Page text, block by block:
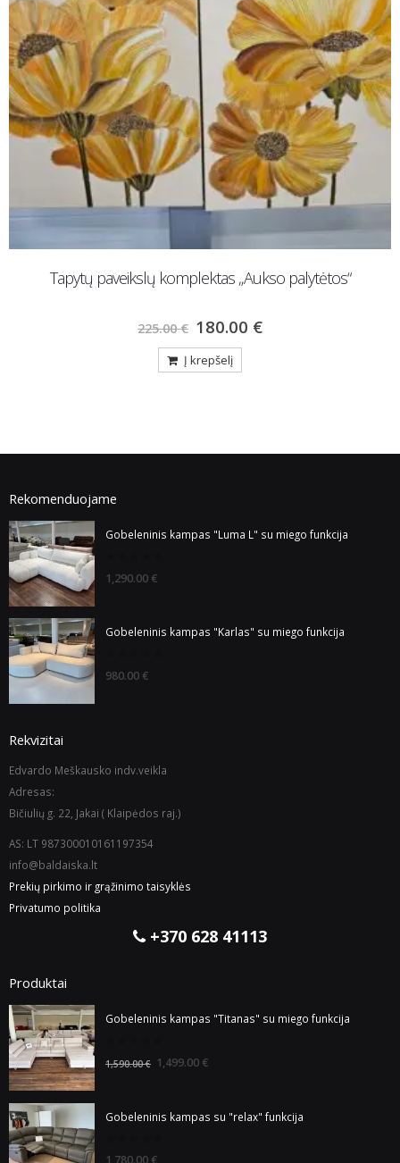
Tapytų paveikslų komplektas „Aukso palytėtos“
225.00€ 180.00 €
Į krepšelį
Rekomenduojame
Gobeleninis kampas "Luma L" su miego funkcija
out
1,290.00 €
Gobeleninis kampas "Karlas" su miego funkcija
out
980.00 €
Rekvizitai
Edvardo Meškausko indv.veikla
Adresas:
Bičiulių g. 22, Jakai ( Klaipėdos raj.)
AS: LT 987300010161197354
info@baldaiska.lt
Prekių pirkimo ir grąžinimo taisyklės
Privatumo politika
+370 628 41113
Produktai
Gobeleninis kampas "Titanas" su miego funkcija
out
1,590.00€ 1,499.00 €
Gobeleninis kampas su "relax" funkcija
0